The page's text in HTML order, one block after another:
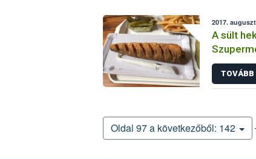
2017.
A sült
TOVÁBB
Oldal 97 a következőből: 142